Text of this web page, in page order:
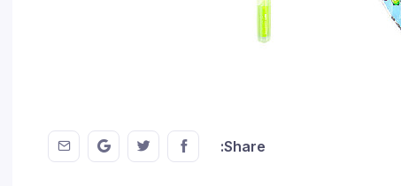
Share:
Share this on FaceBook
Share this on Twitter
on GMail